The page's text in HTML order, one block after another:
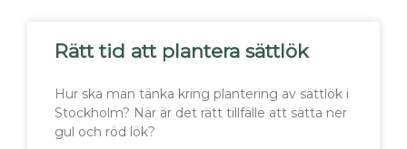
Rätt tid att plantera sättlök
Hur ska man tänka kring plantering av sättlök i
Stockholm? När är det rätt tillfälle att sätta ner
gul och röd lök?